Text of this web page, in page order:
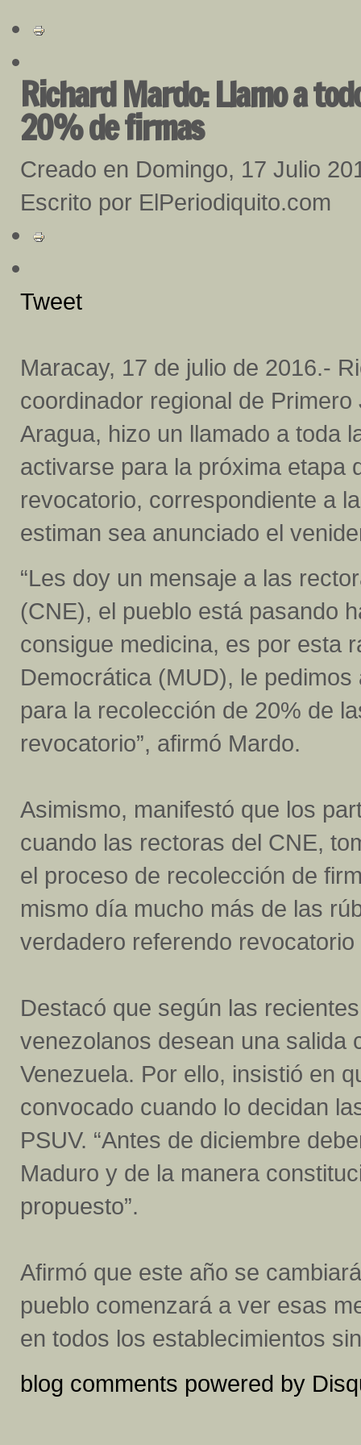
Richard Mardo: Llamo a
20% de firmas
Creado en Domingo, 17 Julio
Escrito por ElPeriodiquito.com
Tweet
Maracay, 17 de julio de 2016.-
coordinador regional de Primero
Aragua, hizo un llamado a toda
activarse para la próxima etapa
revocatorio, correspondiente a
estiman sea anunciado el
“Les doy un mensaje a las
(CNE), el pueblo está pasando
consigue medicina, es por esta
Democrática (MUD), le
para la recolección de 20% de
revocatorio”, afirmó Mardo.
Asimismo, manifestó que los
cuando las rectoras del CNE,
el proceso de recolección de
mismo día mucho más de las
verdadero referendo
Destacó que según las
venezolanos desean una salida
Venezuela. Por ello, insistió en
convocado cuando lo decidan
PSUV. “Antes de diciembre
Maduro y de la manera
propuesto”.
Afirmó que este año se
pueblo comenzará a ver esas
en todos los establecimientos
blog comments powered by